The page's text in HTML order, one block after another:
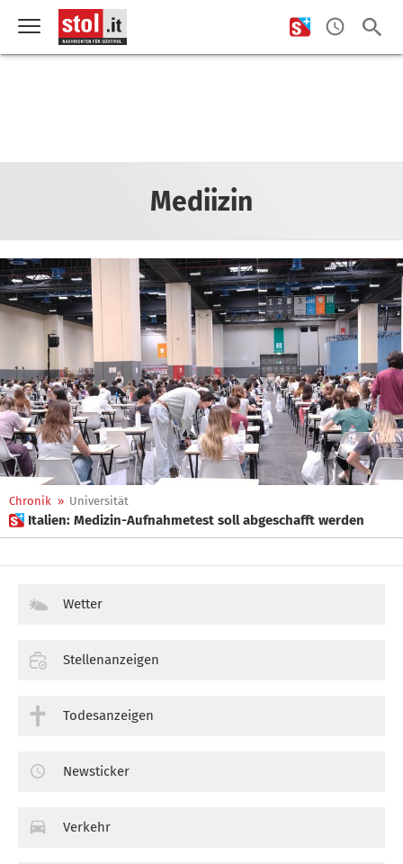
Mediizin
Chronik » Universität
 Italien: Medizin-Aufnahmetest soll abgeschafft werden
Wetter
Stellenanzeigen
Todesanzeigen
Newsticker
Verkehr